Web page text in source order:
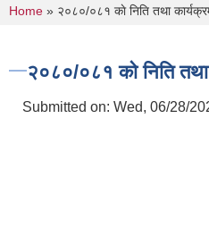
You are here
Home » २०८०/०८१ काे निति तथा
२०८०/०८१ काे निति तथा
Submitted on: Wed, 06/28/